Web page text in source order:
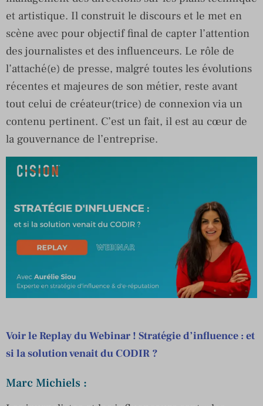
et artistique. Il construit le discours et le met en
scène avec pour objectif final de capter l’attention
des journalistes et des influenceurs. Le rôle de
l’attaché(e) de presse, malgré toutes les évolutions
récentes et majeures de son métier, reste avant
tout celui de créateur(trice) de connexion via un
contenu pertinent. C’est un fait, il est au cœur de
la gouvernance de l’entreprise.
Voir le Replay du Webinar ! Stratégie d’influence : et
si la solution venait du CODIR ?
Marc Michiels :